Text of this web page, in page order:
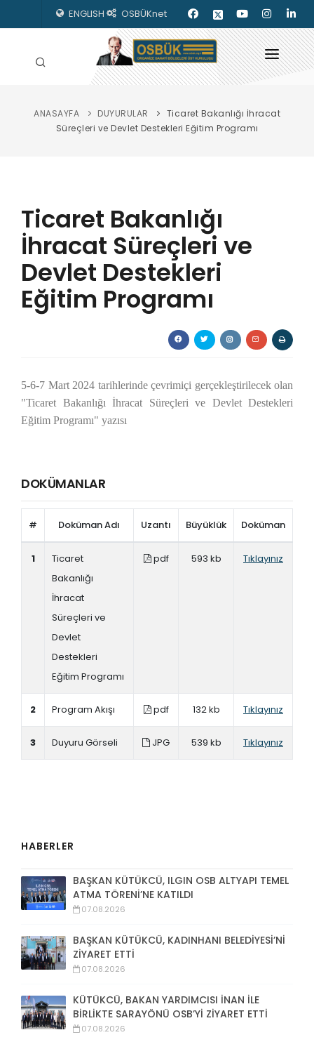
ENGLISH OSBÜKnet
HAKKIMIZDA
KILAVUZLAR
YAYINLARIMIZ
ENERJİ İZLEME
İLETİŞİM
ANASAYFA DUYURULAR
Ticaret Bakanlığı İhracat
Süreçleri ve Devlet Destekleri Eğitim Programı
Ticaret Bakanlığı
İhracat Süreçleri ve
Devlet Destekleri
Eğitim Programı
5-6-7 Mart 2024 tarihlerinde çevrimiçi gerçekleştirilecek olan
"Ticaret Bakanlığı İhracat Süreçleri ve Devlet Destekleri
Eğitim Programı" yazısı
DOKÜMANLAR
# Doküman Adı Uzantı Büyüklük Doküman
1
Ticaret
Bakanlığı
İhracat
Süreçleri ve
Devlet
Destekleri
Eğitim Programı
pdf 593 kb Tıklayınız
2 Program Akışı pdf 132 kb Tıklayınız
3 Duyuru Görseli JPG 539 kb Tıklayınız
HABERLER
BAŞKAN KÜTÜKCÜ, ILGIN OSB ALTYAPI TEMEL
ATMA TÖRENİ’NE KATILDI
07.08.2026
BAŞKAN KÜTÜKCÜ, KADINHANI BELEDİYESİ’Nİ
ZİYARET ETTİ
07.08.2026
KÜTÜKCÜ, BAKAN YARDIMCISI İNAN İLE
BİRLİKTE SARAYÖNÜ OSB’Yİ ZİYARET ETTİ
07.08.2026